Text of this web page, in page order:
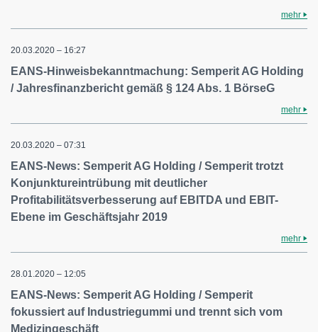
mehr
20.03.2020 – 16:27
EANS-Hinweisbekanntmachung: Semperit AG Holding
/ Jahresfinanzbericht gemäß § 124 Abs. 1 BörseG
mehr
20.03.2020 – 07:31
EANS-News: Semperit AG Holding / Semperit trotzt
Konjunktureintrübung mit deutlicher
Profitabilitätsverbesserung auf EBITDA und EBIT-
Ebene im Geschäftsjahr 2019
mehr
28.01.2020 – 12:05
EANS-News: Semperit AG Holding / Semperit
fokussiert auf Industriegummi und trennt sich vom
Medizingeschäft